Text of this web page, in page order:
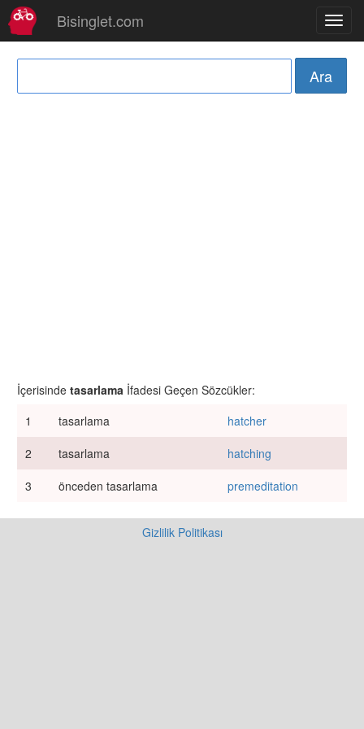
Bisinglet.com
İçerisinde tasarlama İfadesi Geçen Sözcükler:
1
tasarlama
hatcher
2
tasarlama
hatching
3
önceden tasarlama premeditation
Gizlilik Politikası